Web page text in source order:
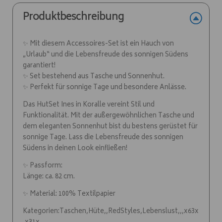
Produktbeschreibung
✨ Mit diesem Accessoires-Set ist ein Hauch von
„Urlaub“ und die Lebensfreude des sonnigen Südens
garantiert!
✨ Set bestehend aus Tasche und Sonnenhut.
✨ Perfekt für sonnige Tage und besondere Anlässe.
Das HutSet Ines in Koralle vereint Stil und
Funktionalität. Mit der außergewöhnlichen Tasche und
dem eleganten Sonnenhut bist du bestens gerüstet für
sonnige Tage. Lass die Lebensfreude des sonnigen
Südens in deinen Look einfließen!
✨ Passform:
Länge: ca. 82 cm.
✨ Material: 100% Textilpapier
Kategorien:Taschen,Hüte,,RedStyles,Lebenslust,,,x63x